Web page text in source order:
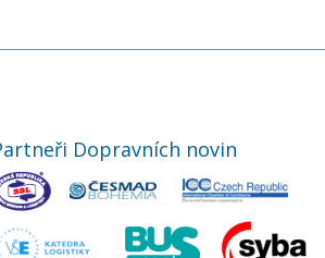
Dopravních novin